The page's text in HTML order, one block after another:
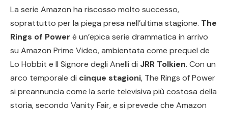
La serie Amazon ha riscosso molto successo,
soprattutto per la piega presa nell’ultima stagione. The
Rings of Power è un’epica serie drammatica in arrivo
su Amazon Prime Video, ambientata come prequel de
Lo Hobbit e Il Signore degli Anelli di JRR Tolkien. Con un
arco temporale di cinque stagioni, The Rings of Power
si preannuncia come la serie televisiva più costosa della
storia, secondo Vanity Fair, e si prevede che Amazon